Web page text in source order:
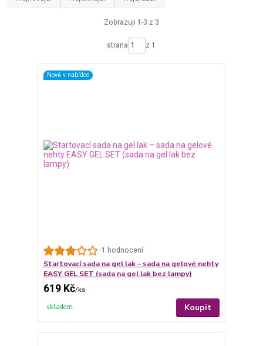
Zobrazuji 1-3 z 3
strana z 1
Nově v nabídce
1 hodnocení
Startovací sada na gel lak – sada na gelové nehty
EASY GEL SET (sada na gel lak bez lampy)
619 Kč/ks
skladem Koupit